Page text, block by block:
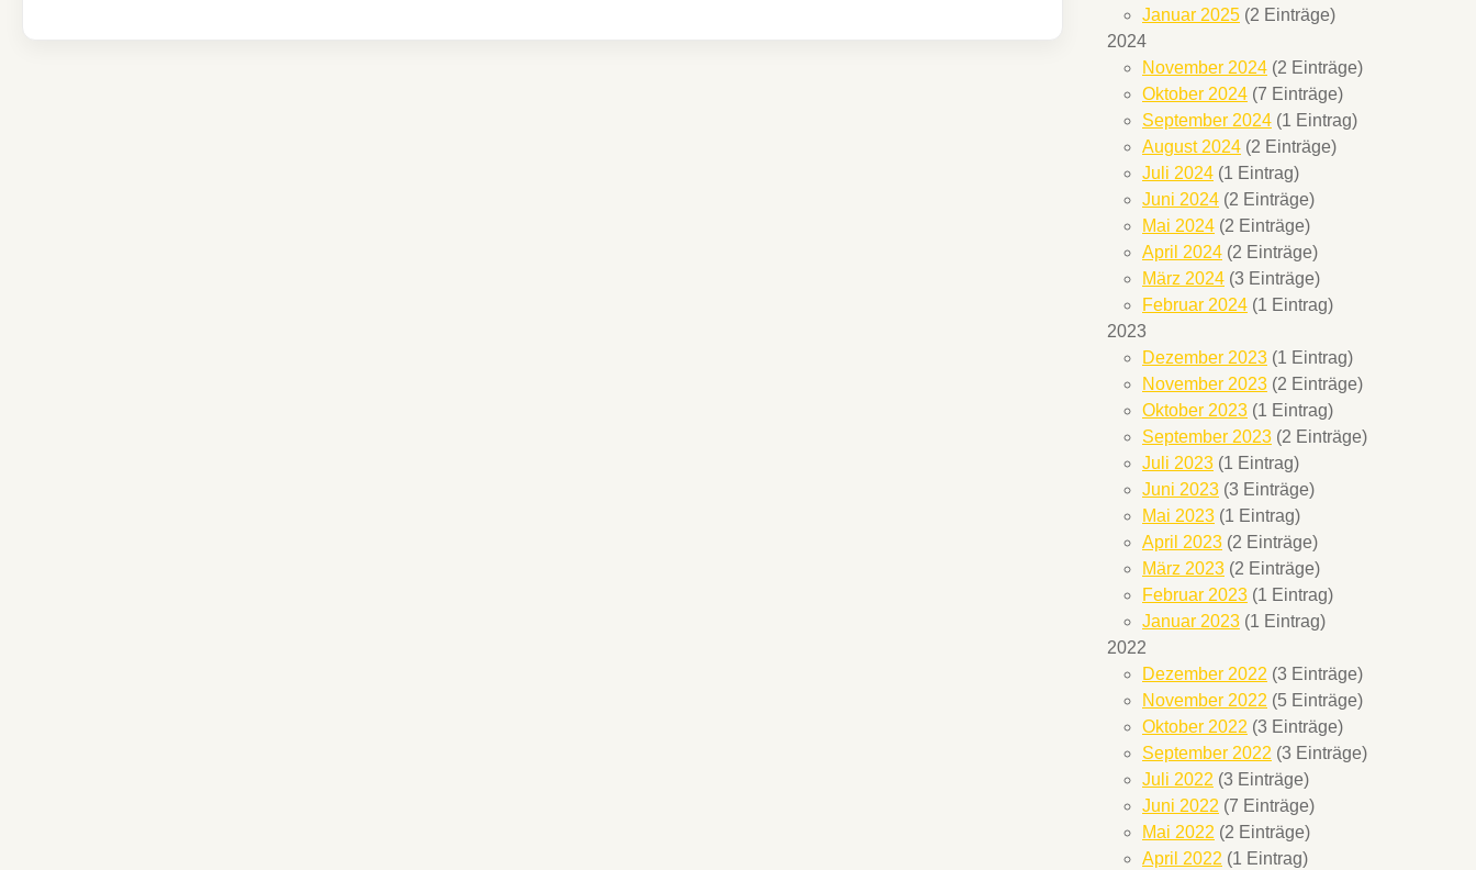
Januar 2025 (2 Einträge)
2024
November 2024 (2 Einträge)
Oktober 2024 (7 Einträge)
September 2024 (1 Eintrag)
August 2024 (2 Einträge)
Juli 2024 (1 Eintrag)
Juni 2024 (2 Einträge)
Mai 2024 (2 Einträge)
April 2024 (2 Einträge)
März 2024 (3 Einträge)
Februar 2024 (1 Eintrag)
2023
Dezember 2023 (1 Eintrag)
November 2023 (2 Einträge)
Oktober 2023 (1 Eintrag)
September 2023 (2 Einträge)
Juli 2023 (1 Eintrag)
Juni 2023 (3 Einträge)
Mai 2023 (1 Eintrag)
April 2023 (2 Einträge)
März 2023 (2 Einträge)
Februar 2023 (1 Eintrag)
Januar 2023 (1 Eintrag)
2022
Dezember 2022 (3 Einträge)
November 2022 (5 Einträge)
Oktober 2022 (3 Einträge)
September 2022 (3 Einträge)
Juli 2022 (3 Einträge)
Juni 2022 (7 Einträge)
Mai 2022 (2 Einträge)
April 2022 (1 Eintrag)